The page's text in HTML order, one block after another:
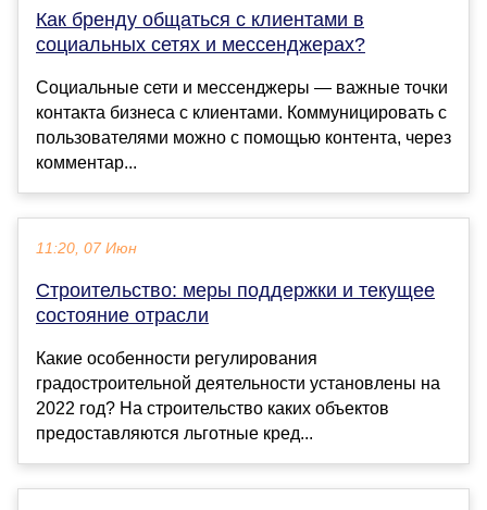
Как бренду общаться с клиентами в
социальных сетях и мессенджерах?
Социальные сети и мессенджеры — важные точки
контакта бизнеса с клиентами. Коммуницировать с
пользователями можно с помощью контента, через
комментар...
11:20, 07 Июн
Строительство: меры поддержки и текущее
состояние отрасли
Какие особенности регулирования
градостроительной деятельности установлены на
2022 год? На строительство каких объектов
предоставляются льготные кред...